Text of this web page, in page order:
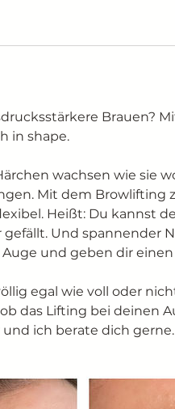
Brauen?
in shape.
wachsen wie sie
Mit dem Browlifting
Heißt: Du kannst
gefällt. Und spannender
und geben dir
egal wie voll oder
das Lifting bei deinen
ich berate dich gerne.